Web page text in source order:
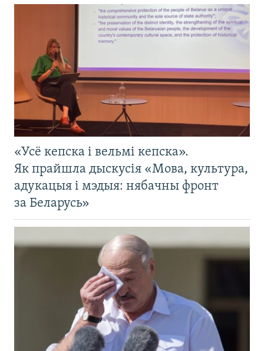
«Усё кепска і вельмі кепска».
Як прайшла дыскусія «Мова, культура,
адукацыя і мэдыя: нябачны фронт
за Беларусь»